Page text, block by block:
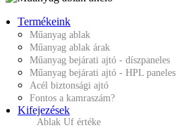
Termékeink
Műanyag ablak
Műanyag ablak árak
Műanyag bejárati ajtó - díszpaneles
Műanyag bejárati ajtó - HPL paneles
Acél biztonsági ajtó
Fontos a kamraszám?
Kifejezések
Ablak Uf értéke